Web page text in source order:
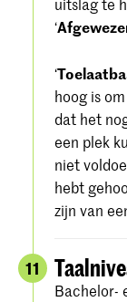
‘
‘
hoog is
dat het
een plek
niet
hebt
zijn van
11
Bachelor-